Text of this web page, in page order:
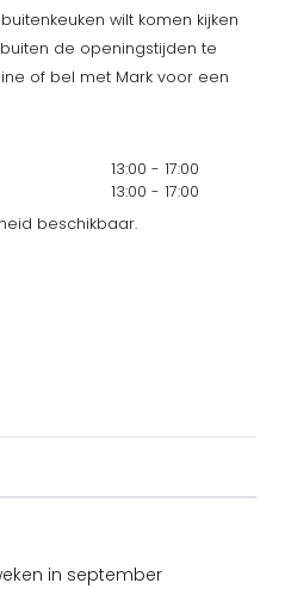
wilt komen kijken
de openingstijden te
of bel met Mark voor een
13:00 - 17:00
13:00 - 17:00
beschikbaar.
in september